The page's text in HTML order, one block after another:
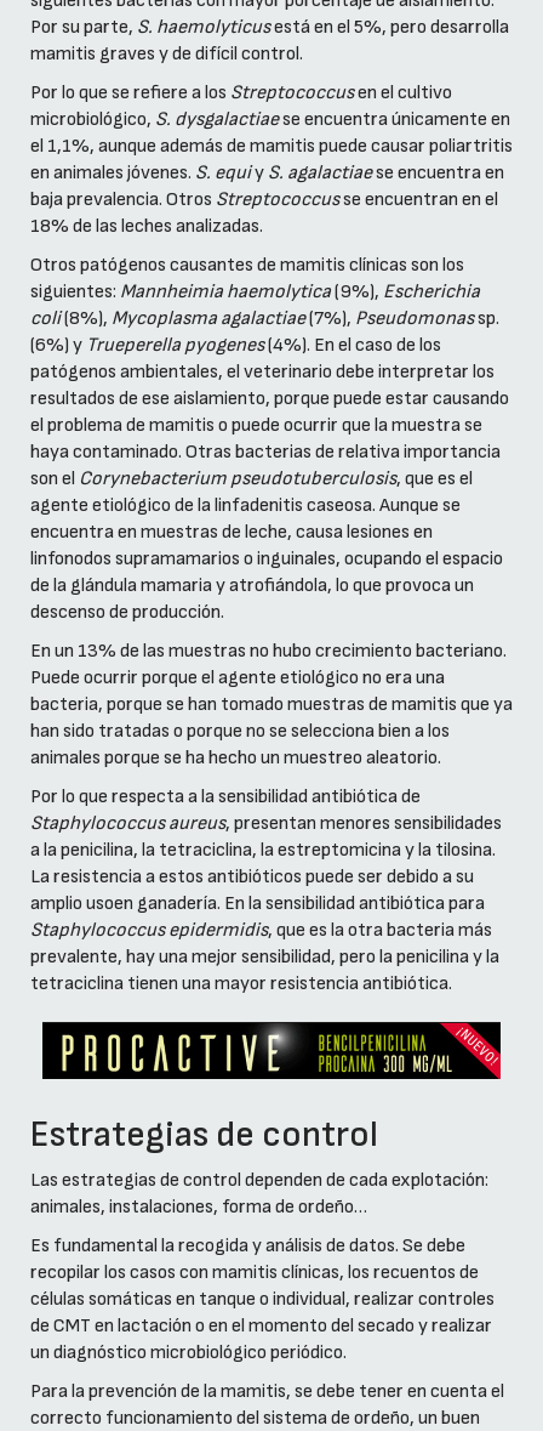
Por su parte, S. haemolyticusestá en el 5%, pero desarrolla
mamitis graves y de difícil control.
Por lo que se refiere a los Streptococcusen el cultivo
microbiológico, S. dysgalactiaese encuentra únicamente en
el 1,1%, aunque además de mamitis puede causar poliartritis
en animales jóvenes. S. equiy S. agalactiaese encuentra en
baja prevalencia. Otros Streptococcusse encuentran en el
18% de las leches analizadas.
Otros patógenos causantes de mamitis clínicas son los
siguientes: Mannheimia haemolytica(9%), Escherichia
coli(8%), Mycoplasma agalactiae(7%), Pseudomonassp.
(6%) y Trueperella pyogenes(4%). En el caso de los
patógenos ambientales, el veterinario debe interpretar los
resultados de ese aislamiento, porque puede estar causando
el problema de mamitis o puede ocurrir que la muestra se
haya contaminado. Otras bacterias de relativa importancia
son el Corynebacterium pseudotuberculosis, que es el
agente etiológico de la linfadenitis caseosa. Aunque se
encuentra en muestras de leche, causa lesiones en
linfonodos supramamarios o inguinales, ocupando el espacio
de la glándula mamaria y atrofiándola, lo que provoca un
descenso de producción.
En un 13% de las muestras no hubo crecimiento bacteriano.
Puede ocurrir porque el agente etiológico no era una
bacteria, porque se han tomado muestras de mamitis que ya
han sido tratadas o porque no se selecciona bien a los
animales porque se ha hecho un muestreo aleatorio.
Por lo que respecta a la sensibilidad antibiótica de
Staphylococcus aureus, presentan menores sensibilidades
a la penicilina, la tetraciclina, la estreptomicina y la tilosina.
La resistencia a estos antibióticos puede ser debido a su
amplio usoen ganadería. En la sensibilidad antibiótica para
Staphylococcus epidermidis, que es la otra bacteria más
prevalente, hay una mejor sensibilidad, pero la penicilina y la
tetraciclina tienen una mayor resistencia antibiótica.
Estrategias de control
Las estrategias de control dependen de cada explotación:
animales, instalaciones, forma de ordeño…
Es fundamental la recogida y análisis de datos. Se debe
recopilar los casos con mamitis clínicas, los recuentos de
células somáticas en tanque o individual, realizar controles
de CMT en lactación o en el momento del secado y realizar
un diagnóstico microbiológico periódico.
Para la prevención de la mamitis, se debe tener en cuenta el
correcto funcionamiento del sistema de ordeño, un buen